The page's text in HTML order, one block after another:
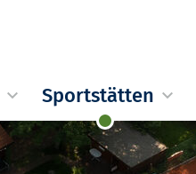
Sportstätten